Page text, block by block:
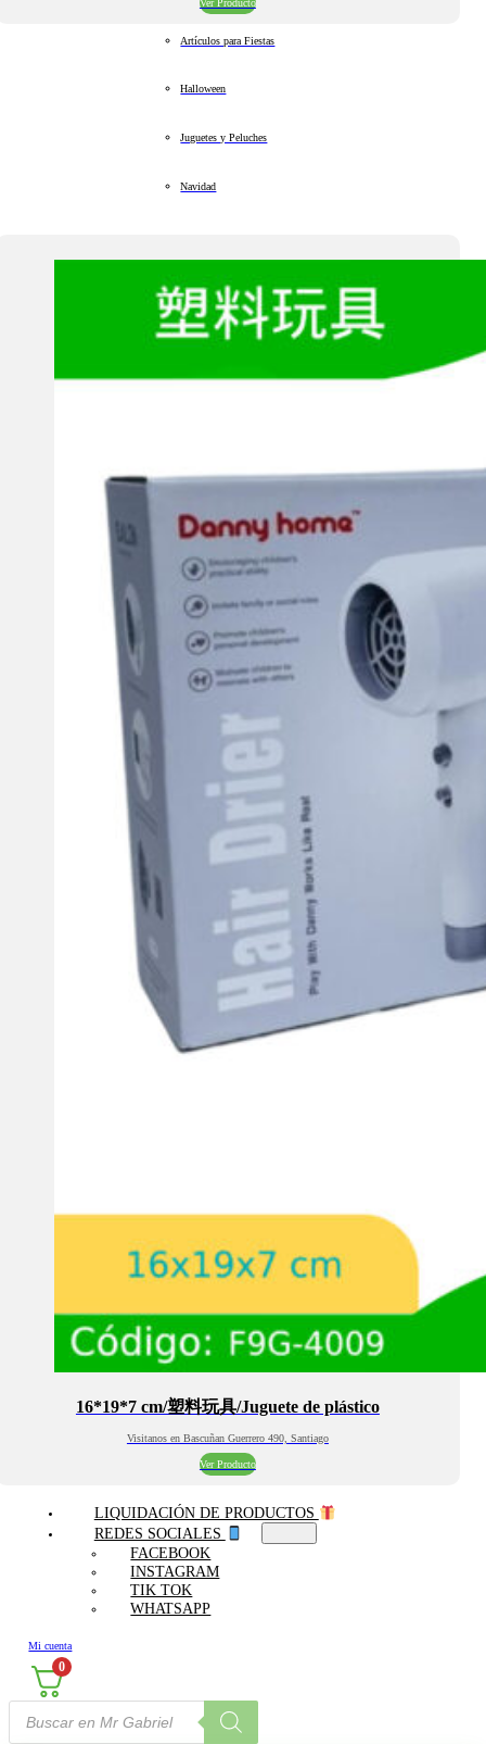
Ver Producto
Artículos para Fiestas
Halloween
Juguetes y Peluches
Navidad
16*19*7 cm/塑料玩具/Juguete de plástico
Visitanos en Bascuñan Guerrero 490, Santiago
Ver Producto
LIQUIDACIÓN DE PRODUCTOS
REDES SOCIALES
FACEBOOK
INSTAGRAM
TIK TOK
WHATSAPP
Mi cuenta
0
Búsqueda
productos